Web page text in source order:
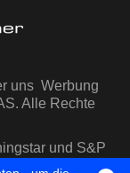
uns Werbung
Alle Rechte
und S&P